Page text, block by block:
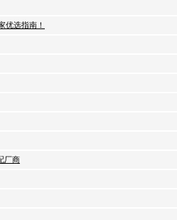
优选指南！
厂商